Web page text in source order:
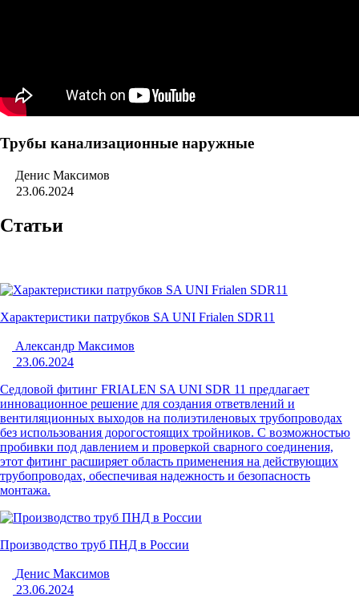
Трубы канализационные наружные
Денис Максимов
23.06.2024
Статьи
Характеристики патрубков SA UNI Frialen SDR11
Александр Максимов
23.06.2024
Седловой фитинг FRIALEN SA UNI SDR 11 предлагает
инновационное решение для создания ответвлений и
вентиляционных выходов на полиэтиленовых трубопроводах
без использования дорогостоящих тройников. С возможностью
пробивки под давлением и проверкой сварного соединения,
этот фитинг расширяет область применения на действующих
трубопроводах, обеспечивая надежность и безопасность
монтажа.
Производство труб ПНД в России
Денис Максимов
23.06.2024